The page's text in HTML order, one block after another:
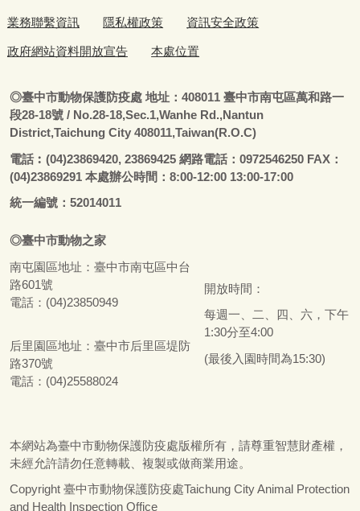
業務聯繫資訊 隱私權政策 資訊安全政策
政府網站資料開放宣告 本處位置
◎臺中市動物保護防疫處地址：408011 臺中市南屯區萬和路一
段28-18號 / No.28-18,Sec.1,Wanhe Rd.,Nantun
District,Taichung City 408011,Taiwan(R.O.C)
電話︰ (04)23869420, 23869425 網路電話：0972546250 FAX：
(04)23869291 本處辦公時間：8:00-12:00 13:00-17:00
統一編號：52014011
◎臺中市動物之家
南屯園區地址： 臺中市南屯區中台
路601號
電話：(04)23850949
后里園區地址： 臺中市后里區堤防
路370號
電話：(04)25588024
開放時間：
每週一、二、四、六，下午
1:30分至4:00
(最後入園時間為15:30)
本網站為臺中市動物保護防疫處版權所有，請尊重智慧財產權，
未經允許請勿任意轉載、複製或做商業用途。
Copyright 臺中市動物保護防疫處Taichung City Animal Protection
and Health Inspection Office